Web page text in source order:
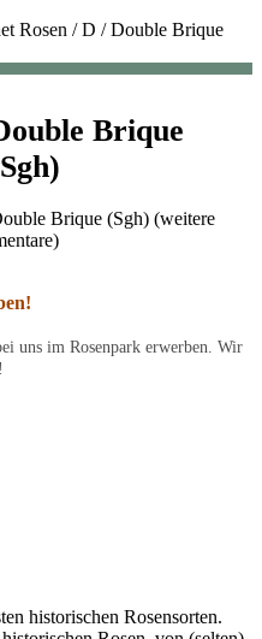
Rosen /D /Double Brique
Brique
Brique (Sgh) (weitere
uns im Rosenpark erwerben. Wir
historischen Rosensorten.